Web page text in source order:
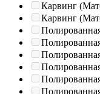
Карвинг
Карвинг